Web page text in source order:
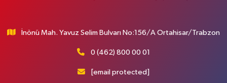
İnönü Mah. Yavuz Selim Bulvarı No:156/A Ortahisar/Trabzon
0 (462) 800 00 01
[email protected]